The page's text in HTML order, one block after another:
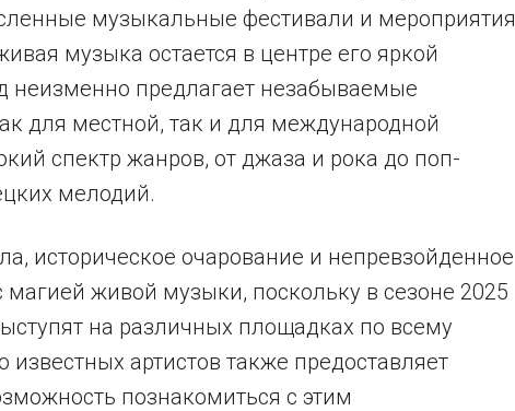
музыкальные фестивали и мероприятия
музыка остается в центре его яркой
неизменно предлагает незабываемые
для местной, так и для международной
спектр жанров, от джаза и рока до поп-
мелодий.
историческое очарование и непревзойденное
магией живой музыки, поскольку в сезоне 2025
на различных площадках по всему
известных артистов также предоставляет
познакомиться с этим